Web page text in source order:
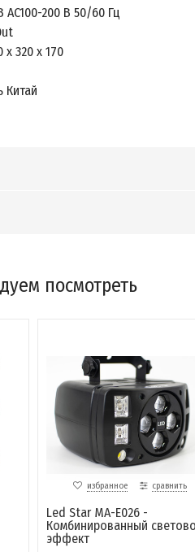
200 В 50/60 Гц
320 x 170
Китай
посмотреть
избранное сравнить
Led Star MA-E026 -
Комбинированный
эффект